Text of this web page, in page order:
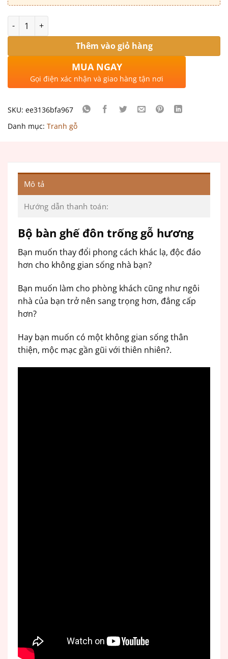
Số lượng
Thêm vào giỏ hàng
MUA NGAY
Gọi điện xác nhận và giao hàng tận nơi
SKU: ee3136bfa967
Danh mục: Tranh gỗ
Mô tả
Hướng dẫn thanh toán:
Bộ bàn ghế đôn trống gỗ hương
Bạn muốn thay đổi phong cách khác lạ, độc đáo
hơn cho không gian sống nhà bạn?
Bạn muốn làm cho phòng khách cũng như ngôi
nhà của bạn trở nên sang trọng hơn, đẳng cấp
hơn?
Hay bạn muốn có một không gian sống thân
thiện, mộc mạc gần gũi với thiên nhiên?.